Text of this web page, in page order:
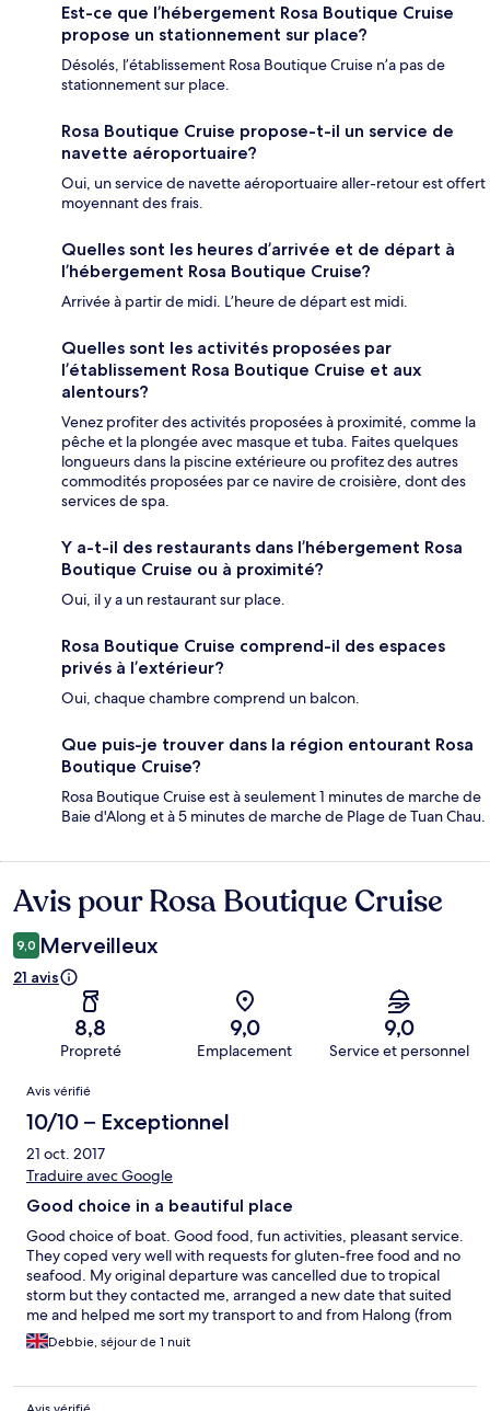
Est-ce que l’hébergement Rosa Boutique Cruise
propose un stationnement sur place?
Désolés, l’établissement Rosa Boutique Cruise n’a pas de
stationnement sur place.
Rosa Boutique Cruise propose-t-il un service de
navette aéroportuaire?
Oui, un service de navette aéroportuaire aller-retour est offert
moyennant des frais.
Quelles sont les heures d’arrivée et de départ à
l’hébergement Rosa Boutique Cruise?
Arrivée à partir de midi. L’heure de départ est midi.
Quelles sont les activités proposées par
l’établissement Rosa Boutique Cruise et aux
alentours?
Venez profiter des activités proposées à proximité, comme la
pêche et la plongée avec masque et tuba. Faites quelques
longueurs dans la piscine extérieure ou profitez des autres
commodités proposées par ce navire de croisière, dont des
services de spa.
Y a-t-il des restaurants dans l’hébergement Rosa
Boutique Cruise ou à proximité?
Oui, il y a un restaurant sur place.
Rosa Boutique Cruise comprend-il des espaces
privés à l’extérieur?
Oui, chaque chambre comprend un balcon.
Que puis-je trouver dans la région entourant Rosa
Boutique Cruise?
Rosa Boutique Cruise est à seulement 1 minutes de marche de
Baie d'Along et à 5 minutes de marche de Plage de Tuan Chau.
Avis
Avis pour Rosa Boutique Cruise
9,0 Merveilleux
21 avis
8,8
Propreté
9,0
Emplacement
9,0
Service et personnel
Avis
Avis vérifié
10/10 – Exceptionnel
21 oct. 2017
Traduire avec Google
Good choice in a beautiful place
Good choice of boat. Good food, fun activities, pleasant service.
They coped very well with requests for gluten-free food and no
seafood. My original departure was cancelled due to tropical
storm but they contacted me, arranged a new date that suited
me and helped me sort my transport to and from Halong (from
Hanoi and to Ninh Binh)
Debbie, séjour de 1 nuit